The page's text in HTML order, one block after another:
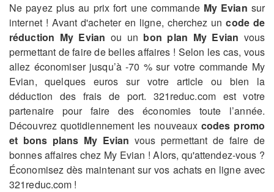
Ne payez plus au prix fort une commande My Evian sur
internet ! Avant d'acheter en ligne, cherchez uncode de
réduction My Evian ou un bon plan My Evian vous
permettant de faire de belles affaires ! Selon les cas, vous
allez économiser jusqu’à -70 % sur votre commande My
Evian, quelques euros sur votre article ou bien la
déduction des frais de port. 321reduc.com est votre
partenaire pour faire des économies toute l’année.
Découvrez quotidiennement les nouveauxcodes promo
et bons plans My Evian vous permettant de faire de
bonnes affaires chez My Evian ! Alors, qu'attendez-vous ?
Économisez dès maintenant sur vos achats en ligne avec
321reduc.com !